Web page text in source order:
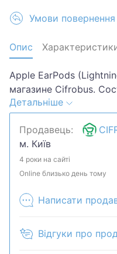
Умови повернення
Опис
Apple EarPods
магазине Cifrobus.
ти бальной системе.
обсудим.
что сможем
комплектацию у
продан в розничном
Детальніше
Продавець:
м. Київ
4 роки на сайті
Online близько день тому
Написати
Відгуки про